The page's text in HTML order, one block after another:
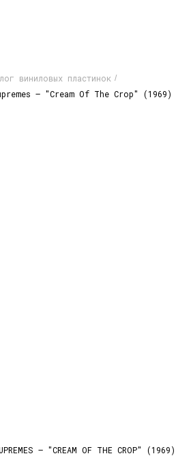
виниловых пластинок /
‎– "Cream Of The Crop" (1969)
‎– "CREAM OF THE CROP" (1969)